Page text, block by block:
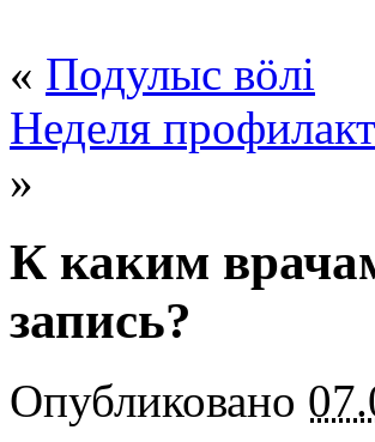
« Подулыс вöлi
Неделя
»
К каким
запись?
Опубликовано